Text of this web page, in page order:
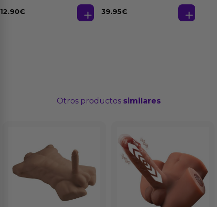
12.90€ 39.95€
Otros productos similares